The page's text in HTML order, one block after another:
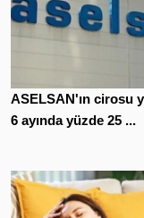
ASELSAN'ın cirosu
6 ayında yüzde 25 ...